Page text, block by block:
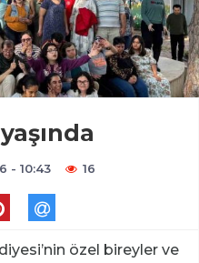
- 10:43 16
özel bireyler ve